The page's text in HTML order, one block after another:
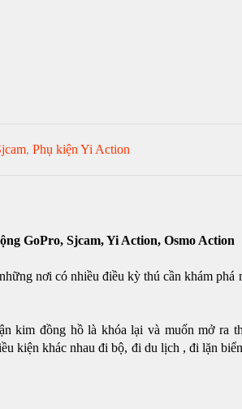
, Phụ kiện Yi Action
GoPro, Sjcam, Yi Action, Osmo Action
nơi có nhiều điều kỳ thú cần khám phá
kim đồng hồ là khóa lại và muốn mở ra
kiện khác nhau đi bộ, đi du lịch , đi lặn